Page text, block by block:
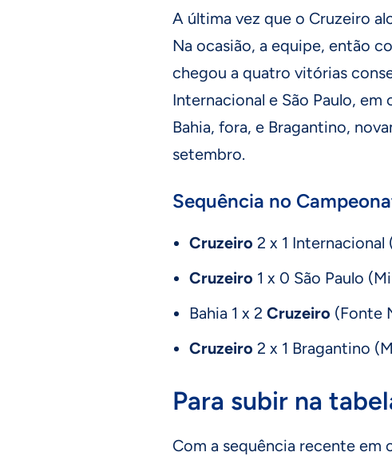
A última vez que o Cruzeiro
Na ocasião, a equipe, então
chegou a quatro vitórias
Internacional e São Paulo,
Bahia, fora, e Bragantino,
setembro.
Sequência no
Cruzeiro 2 x 1
Cruzeiro 1 x 0 São Paulo
Bahia 1 x 2 Cruzeiro (Fonte
Cruzeiro 2 x 1 Bragantino
Para subir na
Com a sequência recente em